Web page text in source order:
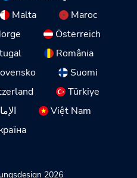
Malta
Maroc
Österreich
România
Suomi
Türkiye
Việt Nam
2026